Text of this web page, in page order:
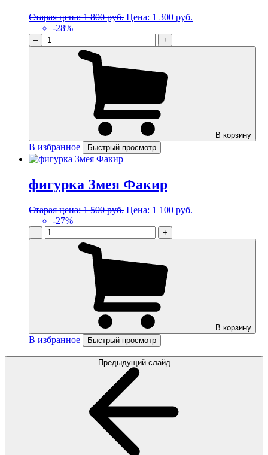
Старая цена:1 800 руб. Цена: 1 300 руб.
-28%
– +
В корзину
В избранное Быстрый просмотр
фигурка Змея Факир
Старая цена:1 500 руб. Цена: 1 100 руб.
-27%
– +
В корзину
В избранное Быстрый просмотр
Предыдущий слайд